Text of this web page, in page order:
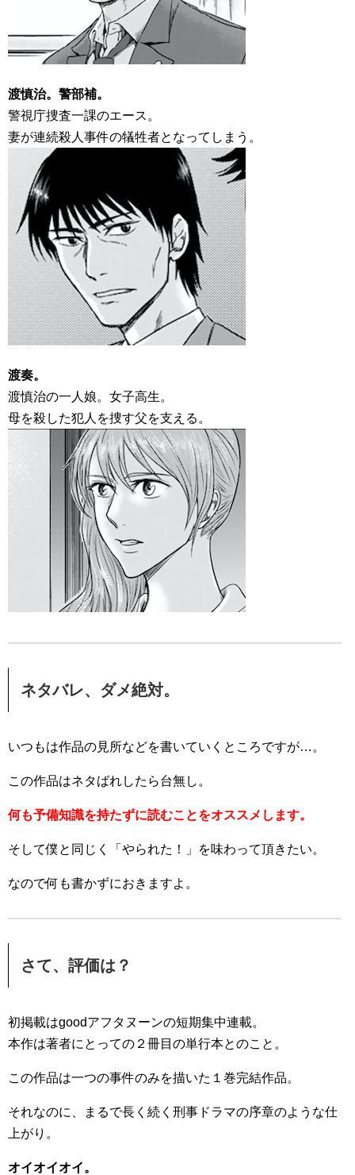
渡慎治。警部補。
警視庁捜査一課のエース。
妻が連続殺人事件の犠牲者となってしまう。
渡奏。
渡慎治の一人娘。女子高生。
母を殺した犯人を捜す父を支える。
ネタバレ、ダメ絶対。
いつもは作品の見所などを書いていくところですが…。
この作品はネタばれしたら台無し。
何も予備知識を持たずに読むことをオススメします。
そして僕と同じく「やられた！」を味わって頂きたい。
なので何も書かずにおきますよ。
さて、評価は？
初掲載はgoodアフタヌーンの短期集中連載。
本作は著者にとっての２冊目の単行本とのこと。
この作品は一つの事件のみを描いた１巻完結作品。
それなのに、まるで長く続く刑事ドラマの序章のような仕
上がり。
オイオイオイ。